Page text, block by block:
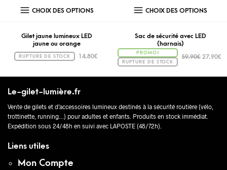
CHOIX DES OPTIONS
Gilet jaune lumineux LED
jaune ou orange
RUPTURE DE STOCK 14.80€
CHOIX DES OPTIONS
Sac de sécurité avec LED
(harnais)
PROMO!
RUPTURE DE STOCK
59.90€ 27.90€
Le-gilet-lumière.fr
Vente de gilets et d’accessoires lumineux destinés à la sécurité routière (vélo,
trottinette, running…) pour adultes et enfants. Produits en stock immédiat.
Expédition sous 24/48h en suivi avec LAPOSTE (48/72h).
Liens utiles
Mon Compte